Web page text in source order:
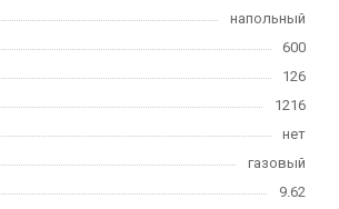
напольный
600
126
1216
нет
газовый
9.62